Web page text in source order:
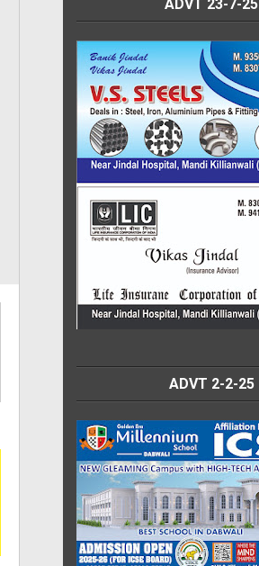
ADVT 23-7-25
ADVT 2-2-25